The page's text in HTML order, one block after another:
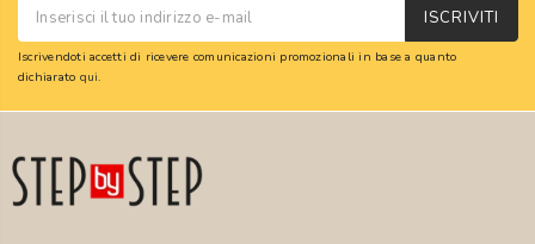
ISCRIVITI
Iscrivendoti accetti di ricevere comunicazioni promozionali in base a quanto
dichiarato qui.